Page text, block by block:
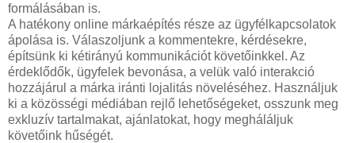
formálásában is.
A hatékony online márkaépítés része az ügyfélkapcsolatok
ápolása is. Válaszoljunk a kommentekre, kérdésekre,
építsünk ki kétirányú kommunikációt követőinkkel. Az
érdeklődők, ügyfelek bevonása, a velük való interakció
hozzájárul a márka iránti lojalitás növeléséhez. Használjuk
ki a közösségi médiában rejlő lehetőségeket, osszunk meg
exkluzív tartalmakat, ajánlatokat, hogy megháláljuk
követőink hűségét.